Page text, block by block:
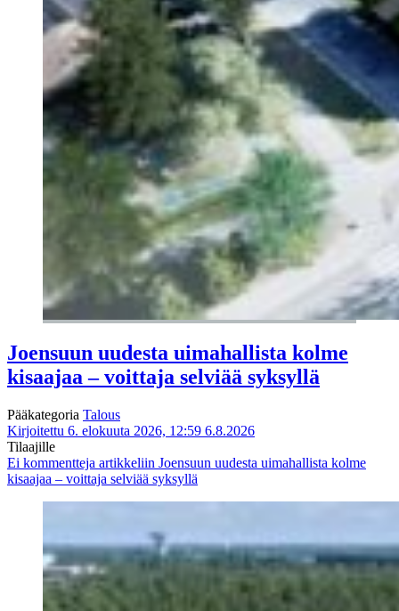
Joensuun uudesta uimahallista kolme
kisaajaa – voittaja selviää syksyllä
Pääkategoria Talous
Kirjoitettu 6. elokuuta 2026, 12:59 6.8.2026
Tilaajille
Ei kommentteja artikkeliin Joensuun uudesta uimahallista kolme
kisaajaa – voittaja selviää syksyllä